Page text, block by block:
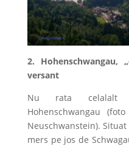
2. Hohenschwangau,
versant
Nu rata celalalt
Hohenschwangau
Neuschwanstein).
mers pe jos de